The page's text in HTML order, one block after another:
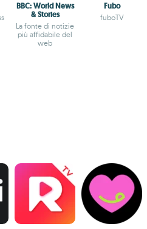
BBC: World News
& Stories
La fonte di notizie
più affidabile del
web
Fubo
fuboTV